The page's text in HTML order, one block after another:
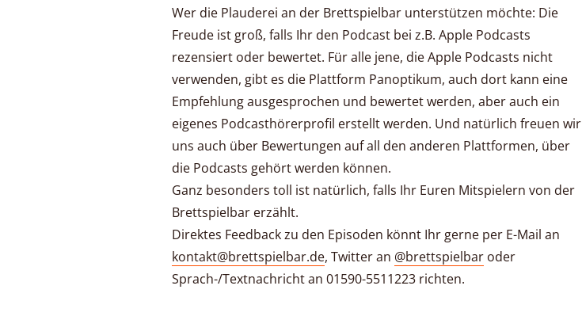
Wer die Plauderei an der Brettspielbar unterstützen möchte: Die
Freude ist groß, falls Ihr den Podcast bei z.B. Apple Podcasts
rezensiert oder bewertet. Für alle jene, die Apple Podcasts nicht
verwenden, gibt es die Plattform Panoptikum, auch dort kann eine
Empfehlung ausgesprochen und bewertet werden, aber auch ein
eigenes Podcasthörerprofil erstellt werden. Und natürlich freuen wir
uns auch über Bewertungen auf all den anderen Plattformen, über
die Podcasts gehört werden können.
Ganz besonders toll ist natürlich, falls Ihr Euren Mitspielern von der
Brettspielbar erzählt.
Direktes Feedback zu den Episoden könnt Ihr gerne per E-Mail an
kontakt@brettspielbar.de, Twitter an @brettspielbar oder
Sprach-/Textnachricht an 01590-5511223 richten.